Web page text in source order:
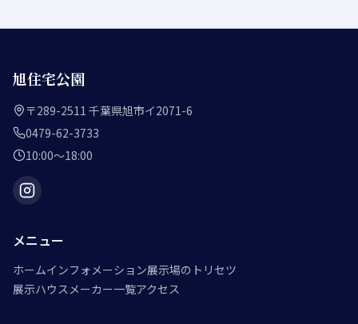
旭住宅公園
〒289-2511 千葉県旭市イ2071-6
0479-62-3733
10:00〜18:00
メニュー
ホームインフォメーション展示場のトリセツ
展示ハウスメーカー一覧アクセス